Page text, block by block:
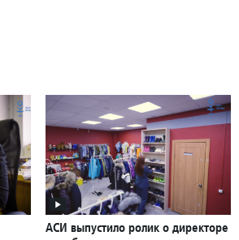
АСИ выпустило ролик о директоре